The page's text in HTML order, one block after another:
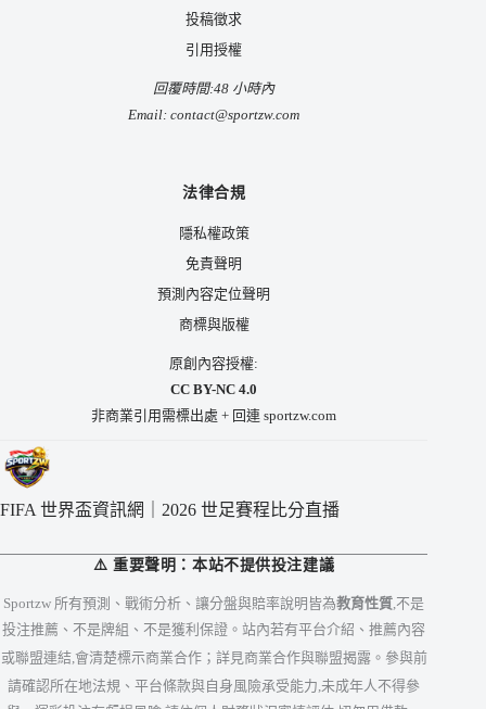
投稿徵求
引用授權
回覆時間:48 小時內
Email:contact@sportzw.com
法律合規
隱私權政策
免責聲明
預測內容定位聲明
商標與版權
原創內容授權:
CC BY-NC 4.0
非商業引用需標出處 + 回連 sportzw.com
FIFA 世界盃資訊網｜2026 世足賽程比分直播
⚠️ 重要聲明：本站不提供投注建議
Sportzw 所有預測、戰術分析、讓分盤與賠率說明皆為教育性質,不是
投注推薦、不是牌組、不是獲利保證。站內若有平台介紹、推薦內容
或聯盟連結,會清楚標示商業合作；詳見商業合作與聯盟揭露。參與前
請確認所在地法規、平台條款與自身風險承受能力,未成年人不得參